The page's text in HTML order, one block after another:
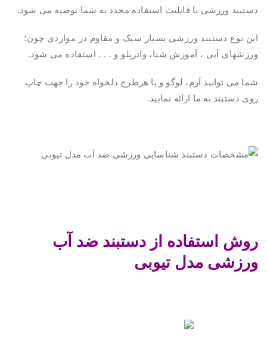
دستبند ورزشی با قابلیت استفاده مجدد به شما توصیه می شود.
این نوع دستبند ورزشی بسیار سبک و مقاوم در مواردی چون؛
ورزشهای آبی ، آموزش شنا، واترپلو و . . . استفاده می شود.
شما می توانید آرم، لوگو و یا هرطرح دلخواه خود را جهت چاپ
روی دستبند به ما ارائه نمایید.
روش استفاده از دستبند ضد آب
ورزشی مدل تیوبی